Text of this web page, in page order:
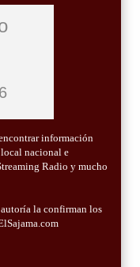
información
nacional e
Radio y mucho
autoría la confirman los